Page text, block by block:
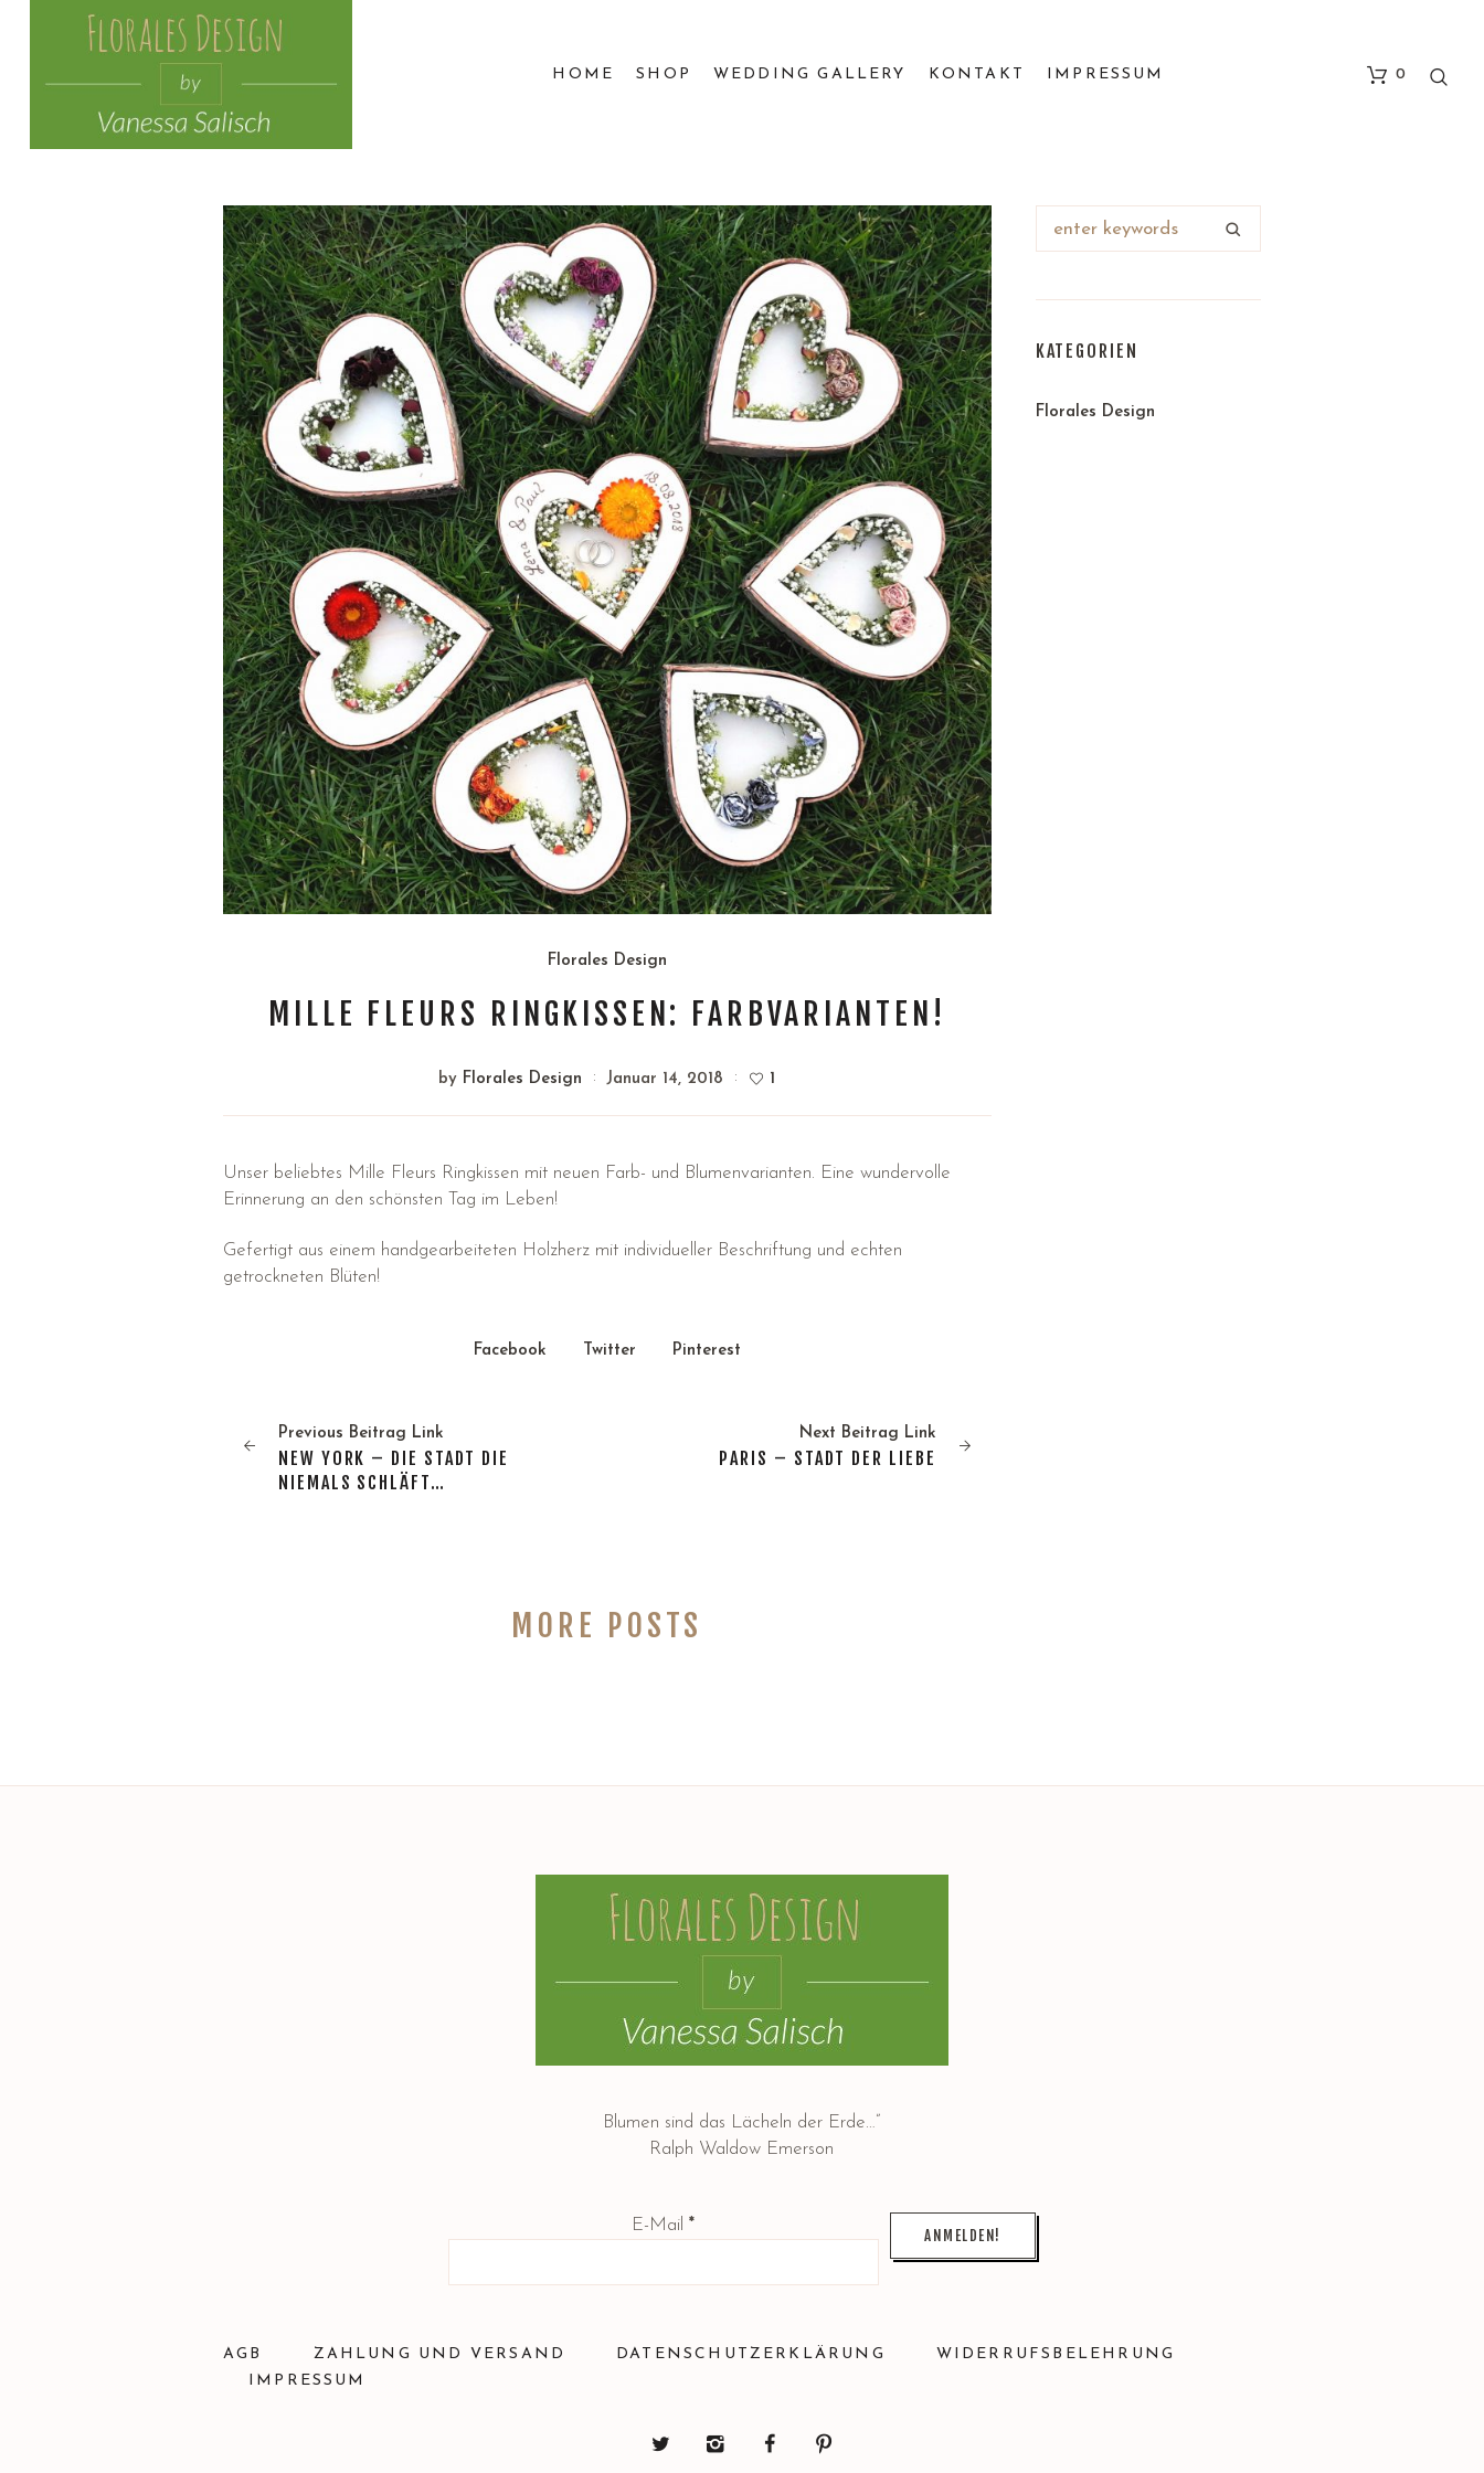
0
HOME SHOP WEDDING GALLERY KONTAKT IMPRESSUM
Florales Design
MILLE FLEURS RINGKISSEN: FARBVARIANTEN!
by Florales Design Januar 14, 2018 1
Unser beliebtes Mille Fleurs Ringkissen mit neuen Farb- und Blumenvarianten. Eine wundervolle
Erinnerung an den schönsten Tag im Leben!
Gefertigt aus einem handgearbeiteten Holzherz mit individueller Beschriftung und echten
getrockneten Blüten!
Facebook Twitter Pinterest
Previous Beitrag Link
NEW YORK – DIE STADT DIE
NIEMALS SCHLÄFT…
Next Beitrag Link
PARIS – STADT DER LIEBE
MORE POSTS
KATEGORIEN
Florales Design
Blumen sind das Lächeln der Erde…”
Ralph Waldow Emerson
E-Mail*
AGB ZAHLUNG UND VERSAND DATENSCHUTZERKLÄRUNG
WIDERRUFSBELEHRUNG
IMPRESSUM